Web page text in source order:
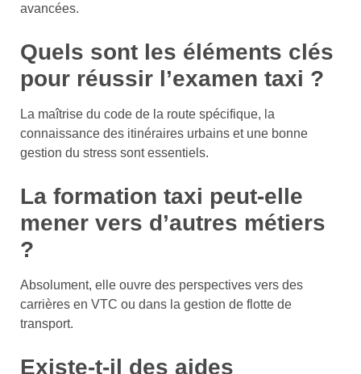
avancées.
Quels sont les éléments clés
pour réussir l’examen taxi ?
La maîtrise du code de la route spécifique, la
connaissance des itinéraires urbains et une bonne
gestion du stress sont essentiels.
La formation taxi peut-elle
mener vers d’autres métiers
?
Absolument, elle ouvre des perspectives vers des
carrières en VTC ou dans la gestion de flotte de
transport.
Existe-t-il des aides